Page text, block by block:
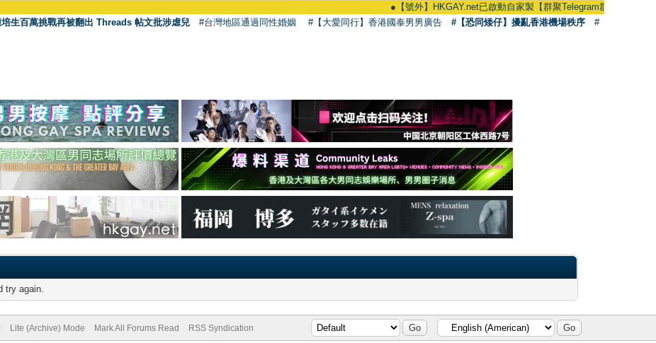
【號外】HKGAY.net已啟動自家製【群聚Telegram群組】
生百萬挑戰再被翻出 Threads 帖文批涉虐兒 #台灣地區通過同性婚姻 #【大愛同行】香港國泰男男廣告 #【恐同矮仔】擾亂香港機場秩序
#
try again.
Lite (Archive) Mode Mark All Forums Read RSS Syndication